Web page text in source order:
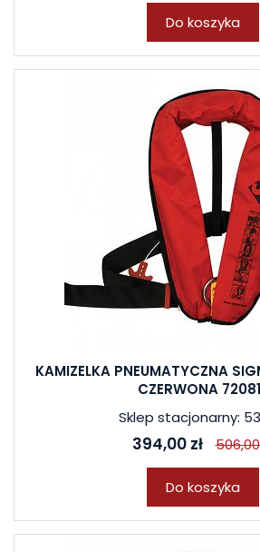
Do koszyka
KAMIZELKA PNEUMATYCZNA
CZERWONA
Sklep stacjonarny:
394,00 zł 506,00
Do koszyka